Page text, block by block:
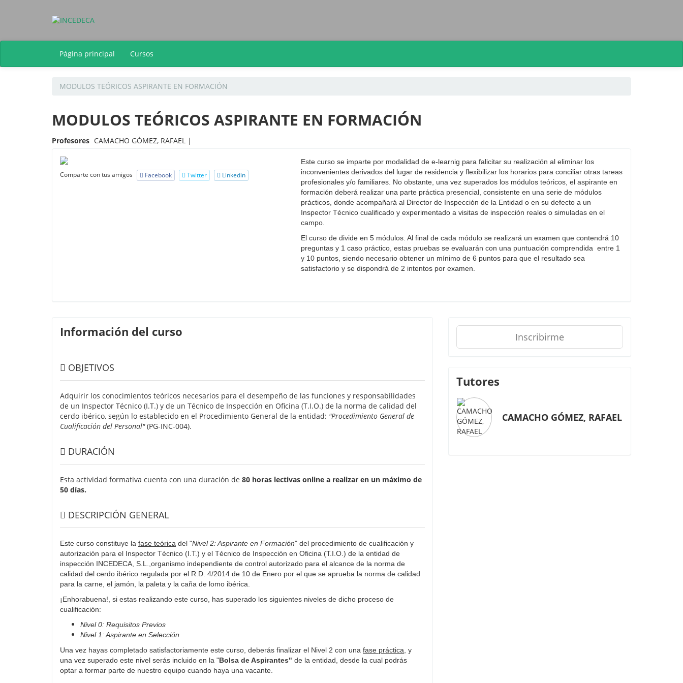
Página principal Cursos
MODULOS TEÓRICOS ASPIRANTE EN FORMACIÓN
MODULOS TEÓRICOS ASPIRANTE EN FORMACIÓN
Profesores CAMACHO GÓMEZ, RAFAEL |
Comparte con tus amigos Facebook Twitter Linkedin
Este curso se imparte por modalidad de e-learnig para falicitar su realización al eliminar los
inconvenientes derivados del lugar de residencia y flexibilizar los horarios para conciliar otras tareas
profesionales y/o familiares. No obstante, una vez superados los módulos teóricos, el aspirante en
formación deberá realizar una parte práctica presencial, consistente en una serie de módulos
prácticos, donde acompañará al Director de Inspección de la Entidad o en su defecto a un
Inspector Técnico cualificado y experimentado a visitas de inspección reales o simuladas en el
campo.
El curso de divide en 5 módulos. Al final de cada módulo se realizará un examen que contendrá 10
preguntas y 1 caso práctico, estas pruebas se evaluarán con una puntuación comprendida entre 1
y 10 puntos, siendo necesario obtener un mínimo de 6 puntos para que el resultado sea
satisfactorio y se dispondrá de 2 intentos por examen.
Información del curso
OBJETIVOS
Adquirir los conocimientos teóricos necesarios para el desempeño de las funciones y responsabilidades
de un Inspector Técnico (I.T.) y de un Técnico de Inspección en Oficina (T.I.O.) de la norma de calidad del
cerdo ibérico, según lo establecido en el Procedimiento General de la entidad: "Procedimiento General de
Cualificación del Personal"(PG-INC-004).
DURACIÓN
Esta actividad formativa cuenta con una duración de 80 horas lectivas online a realizar en un máximo de
50 días.
DESCRIPCIÓN GENERAL
Este curso constituye la fase teórica del "Nivel 2: Aspirante en Formación" del procedimiento de cualificación y
autorización para el Inspector Técnico (I.T.) y el Técnico de Inspección en Oficina (T.I.O.) de la entidad de
inspección INCEDECA, S.L.,organismo independiente de control autorizado para el alcance de la norma de
calidad del cerdo ibérico regulada por el R.D. 4/2014 de 10 de Enero por el que se aprueba la norma de calidad
para la carne, el jamón, la paleta y la caña de lomo ibérica.
¡Enhorabuena!, si estas realizando este curso, has superado los siguientes niveles de dicho proceso de
cualificación:
Nivel 0: Requisitos Previos
Nivel 1: Aspirante en Selección
Una vez hayas completado satisfactoriamente este curso, deberás finalizar el Nivel 2 con una fase práctica , y
una vez superado este nivel serás incluido en la "Bolsa de Aspirantes" de la entidad, desde la cual podrás
optar a formar parte de nuestro equipo cuando haya una vacante.
Inscribirme
Tutores
CAMACHO GÓMEZ, RAFAEL